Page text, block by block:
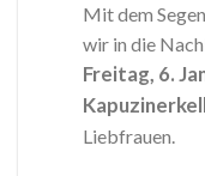
Mit dem
wir in die
Freitag, 6.
Liebfrauen.